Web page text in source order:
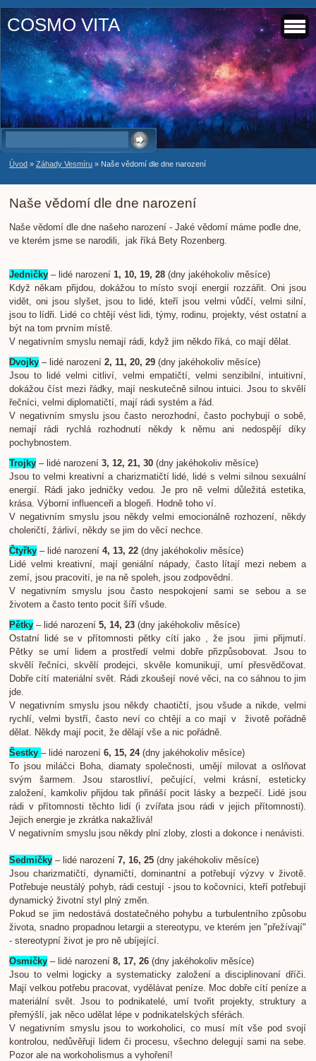
COSMO VITA
Úvod » Záhady Vesmíru » Naše vědomí dle dne narození
Naše vědomí dle dne narození
Naše vědomí dle dne našeho narození - Jaké vědomí máme podle dne,
ve kterém jsme se narodili, jak říká Bety Rozenberg.
Jedničky – lidé narození 1, 10, 19, 28 (dny jakéhokoliv měsíce)
Když někam přijdou, dokážou to místo svojí energií rozzářit. Oni jsou
vidět, oni jsou slyšet, jsou to lidé, kteří jsou velmi vůdčí, velmi silní,
jsou to lídři. Lidé co chtějí vést lidi, týmy, rodinu, projekty, vést ostatní a
být na tom prvním místě.
V negativním smyslu nemají rádi, když jim někdo říká, co mají dělat.
Dvojky – lidé narození 2, 11, 20, 29 (dny jakéhokoliv měsíce)
Jsou to lidé velmi citliví, velmi empatičtí, velmi senzibilní, intuitivní,
dokážou číst mezi řádky, mají neskutečně silnou intuici. Jsou to skvělí
řečníci, velmi diplomatičtí, mají rádi systém a řád.
V negativním smyslu jsou často nerozhodní, často pochybují o sobě,
nemají rádi rychlá rozhodnutí někdy k němu ani nedospějí díky
pochybnostem.
Trojky – lidé narození 3, 12, 21, 30 (dny jakéhokoliv měsíce)
Jsou to velmi kreativní a charizmatičtí lidé, lidé s velmi silnou sexuální
energií. Rádi jako jedničky vedou. Je pro ně velmi důležitá estetika,
krása. Výborní influenceři a blogeři. Hodně toho ví.
V negativním smyslu jsou někdy velmi emocionálně rozhození, někdy
choleričtí, žárliví, někdy se jim do věcí nechce.
Čtyřky – lidé narození 4, 13, 22 (dny jakéhokoliv měsíce)
Lidé velmi kreativní, mají geniální nápady, často lítají mezi nebem a
zemí, jsou pracovití, je na ně spoleh, jsou zodpovědní.
V negativním smyslu jsou často nespokojení sami se sebou a se
životem a často tento pocit šíří všude.
Pětky – lidé narození 5, 14, 23 (dny jakéhokoliv měsíce)
Ostatní lidé se v přítomnosti pětky cítí jako , že jsou jimi přijmutí.
Pětky se umí lidem a prostředí velmi dobře přizpůsobovat. Jsou to
skvělí řečníci, skvělí prodejci, skvěle komunikují, umí přesvědčovat.
Dobře cítí materiální svět. Rádi zkoušejí nové věci, na co sáhnou to jim
jde.
V negativním smyslu jsou někdy chaotičtí, jsou všude a nikde, velmi
rychlí, velmi bystří, často neví co chtějí a co mají v životě pořádně
dělat. Někdy mají pocit, že dělají vše a nic pořádně.
Šestky – lidé narození 6, 15, 24(dny jakéhokoliv měsíce)
To jsou miláčci Boha, diamaty společnosti, umějí milovat a oslňovat
svým šarmem. Jsou starostliví, pečující, velmi krásní, esteticky
založení, kamkoliv přijdou tak přináší pocit lásky a bezpečí. Lidé jsou
rádi v přítomnosti těchto lidí (i zvířata jsou rádi v jejich přítomnosti).
Jejich energie je zkrátka nakažlivá!
V negativním smyslu jsou někdy plní zloby, zlosti a dokonce i nenávisti.
Sedmičky – lidé narození 7, 16, 25 (dny jakéhokoliv měsíce)
Jsou charizmatičtí, dynamičtí, dominantní a potřebují výzvy v životě.
Potřebuje neustálý pohyb, rádi cestují - jsou to kočovníci, kteří potřebují
dynamický životní styl plný změn.
Pokud se jim nedostává dostatečného pohybu a turbulentního způsobu
života, snadno propadnou letargii a stereotypu, ve kterém jen "přežívají"
- stereotypní život je pro ně ubíjející.
Osmičky – lidé narození 8, 17, 26 (dny jakéhokoliv měsíce)
Jsou to velmi logicky a systematicky založení a disciplinovaní dříči.
Mají velkou potřebu pracovat, vydělávat peníze. Moc dobře cítí peníze a
materiální svět. Jsou to podnikatelé, umí tvořit projekty, struktury a
přemýšlí, jak něco udělat lépe v podnikatelských sférách.
V negativním smyslu jsou to workoholici, co musí mít vše pod svojí
kontrolou, nedůvěřují lidem či procesu, všechno delegují sami na sebe.
Pozor ale na workoholismus a vyhoření!